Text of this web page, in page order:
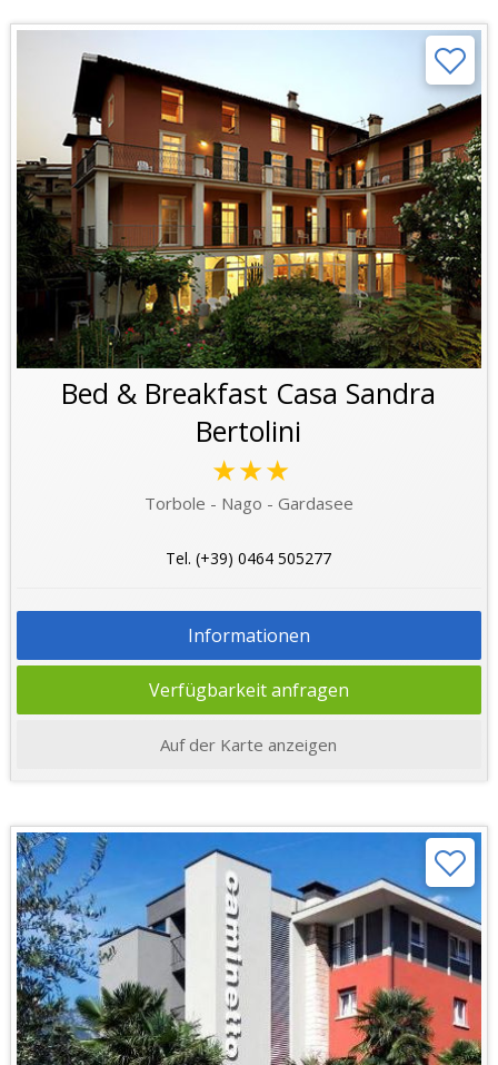
Bed & Breakfast Casa Sandra
Bertolini
★★★
Torbole - Nago - Gardasee
Tel. (+39) 0464 505277
Informationen
Verfügbarkeit anfragen
Auf der Karte anzeigen